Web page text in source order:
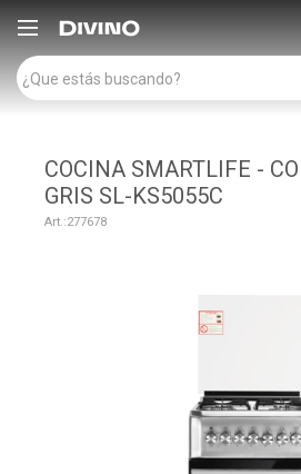

COCINA SMARTLIFE -
GRIS SL-KS5055C
277678